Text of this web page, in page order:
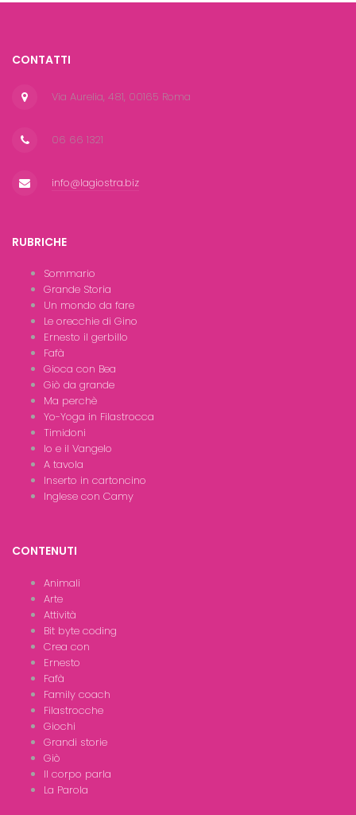
CONTATTI
Via Aurelia, 481, 00165 Roma
06 66 1321
info@lagiostra.biz
RUBRICHE
Sommario
Grande Storia
Un mondo da fare
Le orecchie di Gino
Ernesto il gerbillo
Fafà
Gioca con Bea
Giò da grande
Ma perchè
Yo-Yoga in Filastrocca
Timidoni
Io e il Vangelo
A tavola
Inserto in cartoncino
Inglese con Camy
CONTENUTI
Animali
Arte
Attività
Bit byte coding
Crea con
Ernesto
Fafà
Family coach
Filastrocche
Giochi
Grandi storie
Giò
Il corpo parla
La Parola